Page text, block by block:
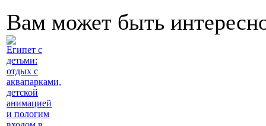
Вам может быть
Египет с
детьми:
отдых с
аквапарками,
детской
анимацией
и пологим